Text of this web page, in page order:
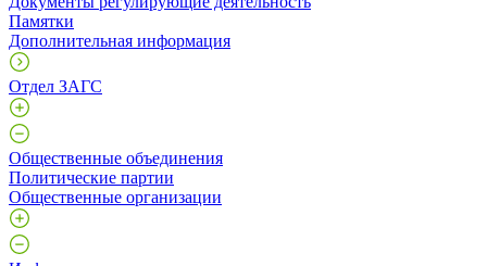
Памятки
Дополнительная информация
Отдел ЗАГС
Общественные объединения
Политические партии
Общественные организации